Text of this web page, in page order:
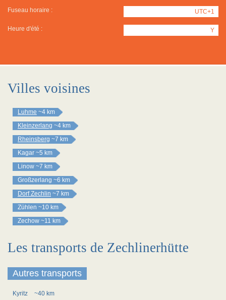
Fuseau horaire : UTC+1
Heure d'été : Y
Villes voisines
Luhme ~4 km
Kleinzerlang ~4 km
Rheinsberg ~7 km
Kagar ~5 km
Linow ~7 km
Großzerlang ~6 km
Dorf Zechlin ~7 km
Zühlen ~10 km
Zechow ~11 km
Les transports de Zechlinerhütte
Autres transports
Kyritz
~40 km